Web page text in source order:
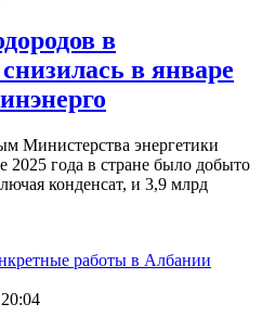
в
в январе
Министерства энергетики
2025 года в стране было добыто
конденсат, и 3,9 млрд